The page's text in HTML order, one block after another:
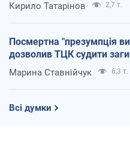
Кирило Татарінов 2,7 т.
Посмертна "презумпція
дозволив ТЦК судити
Марина Ставнійчук 6,3 т.
Всі думки